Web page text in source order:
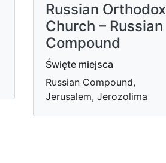
Russian Orthodox
Church – Russian
Compound
Święte miejsca
Russian Compound,
Jerusalem, Jerozolima